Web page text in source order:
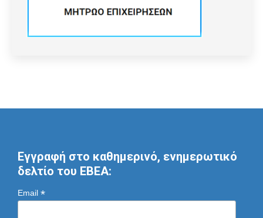
Εγγραφή στο καθημερινό, ενημερωτικό
δελτίο του ΕΒΕΑ:
Email *